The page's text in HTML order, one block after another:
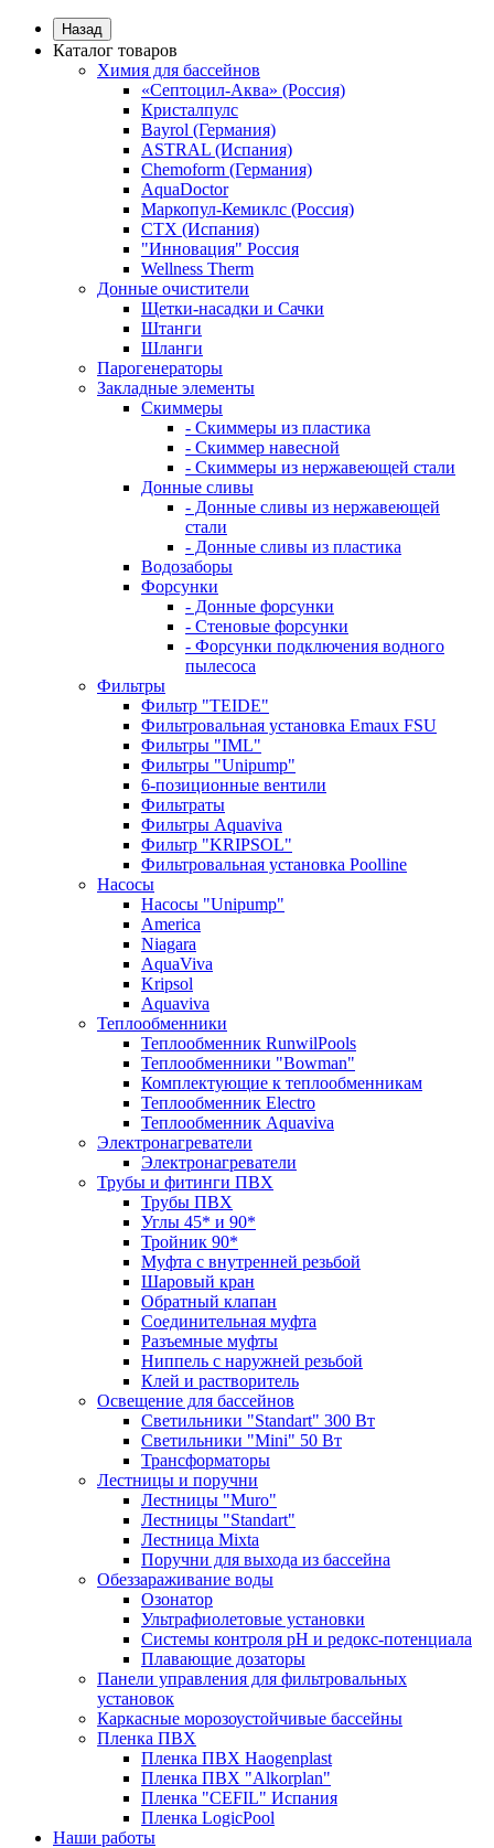
Назад
Каталог товаров
Химия для бассейнов
«Септоцил-Аква» (Россия)
Кристалпулс
Bayrol (Германия)
ASTRAL (Испания)
Chemoform (Германия)
AquaDoctor
Маркопул-Кемиклс (Россия)
CTX (Испания)
"Инновация" Россия
Wellness Therm
Донные очистители
Щетки-насадки и Сачки
Штанги
Шланги
Парогенераторы
Закладные элементы
Скиммеры
- Скиммеры из пластика
- Скиммер навесной
- Скиммеры из нержавеющей стали
Донные сливы
- Донные сливы из нержавеющей
стали
- Донные сливы из пластика
Водозаборы
Форсунки
- Донные форсунки
- Стеновые форсунки
- Форсунки подключения водного
пылесоса
Фильтры
Фильтр "TEIDE"
Фильтровальная установка Emaux FSU
Фильтры "IML"
Фильтры "Unipump"
6-позиционные вентили
Фильтраты
Фильтры Aquaviva
Фильтр "KRIPSOL"
Фильтровальная установка Poolline
Насосы
Насосы "Unipump"
Ameriсa
Niagara
AquaViva
Kripsol
Aquaviva
Теплообменники
Теплообменник RunwilPools
Теплообменники "Bowman"
Комплектующие к теплообменникам
Теплообменник Electro
Теплообменник Aquaviva
Электронагреватели
Электронагреватели
Трубы и фитинги ПВХ
Трубы ПВХ
Углы 45* и 90*
Тройник 90*
Муфта с внутренней резьбой
Шаровый кран
Обратный клапан
Соединительная муфта
Разъемные муфты
Ниппель с наружней резьбой
Клей и растворитель
Освещение для бассейнов
Светильники "Standart" 300 Вт
Светильники "Mini" 50 Вт
Трансформаторы
Лестницы и поручни
Лестницы "Muro"
Лестницы "Standart"
Лестница Mixta
Поручни для выхода из бассейна
Обеззараживание воды
Озонатор
Ультрафиолетовые установки
Системы контроля рН и редокс-потенциала
Плавающие дозаторы
Панели управления для фильтровальных
установок
Каркасные морозоустойчивые бассейны
Пленка ПВХ
Пленка ПВХ Haogenplast
Пленка ПВХ "Alkorplan"
Пленка "CEFIL" Испания
Пленка LogicPool
Наши работы